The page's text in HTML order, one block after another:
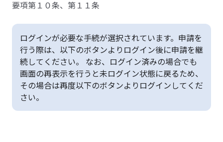
要項第１０条、第１１条
ログインが必要な手続が選択されています。申請を
行う際は、以下のボタンよりログイン後に申請を継
続してください。 なお、ログイン済みの場合でも
画面の再表示を行うと未ログイン状態に戻るため、
その場合は再度以下のボタンよりログインしてくだ
さい。